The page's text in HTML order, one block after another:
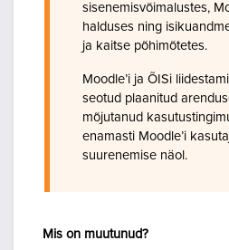
sisenemisvõimalustes,
halduses ning
ja kaitse põhimõtetes.
Moodle’i ja ÕISi
seotud plaanitud
mõjutanud
enamasti Moodle’i
suurenemise näol.
Mis on muutunud?